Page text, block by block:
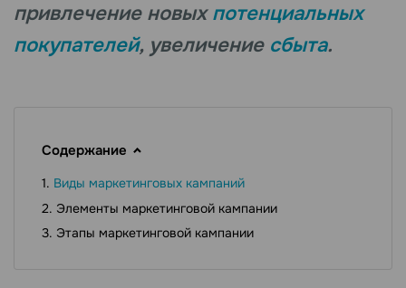
привлечение новыхпотенциальных
покупателей, увеличение сбыта.
Содержание
Виды маркетинговых кампаний
Элементы маркетинговой кампании
Этапы маркетинговой кампании